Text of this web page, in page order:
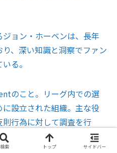
ョン・ホーベンは、長年
、深い知識と洞察でファン
る。
のこと。リーグ内での選
設立された組織。主な役
行為に対して調査を行
すこと。
検索 トップ サイドバー